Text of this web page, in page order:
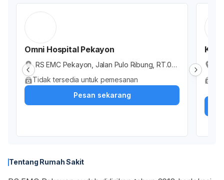
Omni Hospital Pekayon
RS EMC Pekayon, Jalan Pulo Ribung, RT.00
1/RW.021, Pekayon Jaya, Kota Bekasi, Jawa
Barat, Indonesia
Tidak tersedia untuk pemesanan
Pesan sekarang
Tentang Rumah Sakit